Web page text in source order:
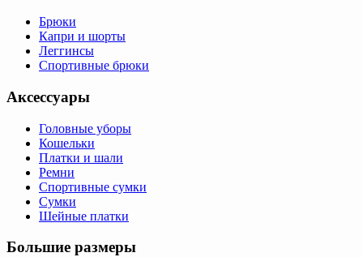
Брюки
Капри и шорты
Леггинсы
Спортивные брюки
Аксессуары
Головные уборы
Кошельки
Платки и шали
Ремни
Спортивные сумки
Сумки
Шейные платки
Большие размеры